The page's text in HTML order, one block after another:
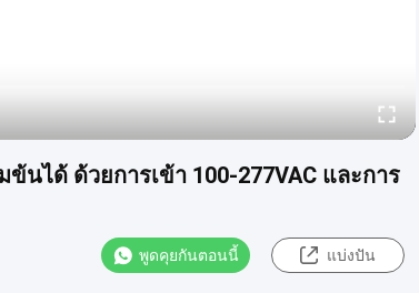
ข้นได้ ด้วยการเข้า 100-277VAC และการ
พูดคุยกันตอนนี้ แบ่งปัน